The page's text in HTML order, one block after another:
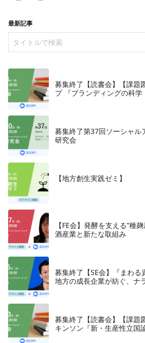
最新記事
募集終了【読書会】【課題
プ 『ブランディングの科
募集終了第37回ソーシャル
研究会
【地方創生実践ゼミ】
【FE会】発酵を支える“種
酒産業と新たな取組み
募集終了【SE会】『まわ
地方の成長企業が紡ぐ、ナ
募集終了【読書会】【課題
キンソン『新・生産性立国